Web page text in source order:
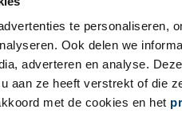
te personaliseren,
Ook delen we
adverteren en analyse.
aan ze heeft verstrekt of die
met de cookies en het
DISCLAIMER
PRIVACY
TOEGANKELIJKHEID